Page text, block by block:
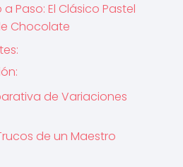
Paso: El Clásico Pastel
Chocolate
de Variaciones
de un Maestro